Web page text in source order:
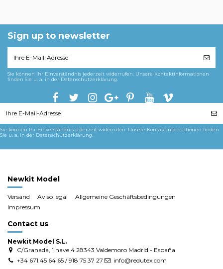
Sign up to newsletter
Sie können Ihr Einverständnis jederzeit widerrufen. Unsere Kontaktinformationen
finden Sie u. a. in der Datenschutzerklärung.
Sie können Ihr Einverständnis jederzeit widerrufen. Unsere Kontaktinformationen finden
Sie u. a. in der Datenschutzerklärung.
Newkit Model
Versand Aviso legal
Allgemeine Geschäftsbedingungen
Impressum
Contact us
Newkit Model S.L.
C/Granada, 1 nave 4 28343 Valdemoro Madrid - España
+34 671 45 64 65 / 918 75 37 27
info@redutex.com